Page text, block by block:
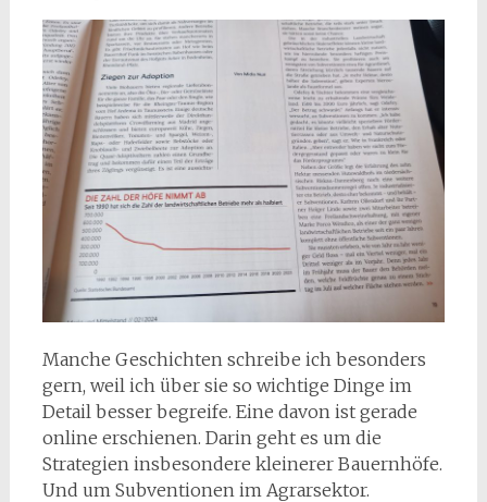
Manche Geschichten schreibe ich besonders
gern, weil ich über sie so wichtige Dinge im
Detail besser begreife. Eine davon ist gerade
online erschienen. Darin geht es um die
Strategien insbesondere kleinerer Bauernhöfe.
Und um Subventionen im Agrarsektor.